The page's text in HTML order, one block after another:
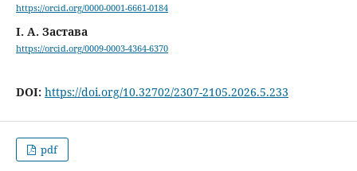
https://orcid.org/0000-0001-6661-0184
І. А. Застава
https://orcid.org/0009-0003-4364-6370
DOI: https://doi.org/10.32702/2307-2105.2026.5.233
pdf